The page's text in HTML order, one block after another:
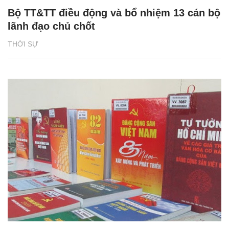
THỜI SỰ
Bộ TT&TT điều động và bổ nhiệm 13 cán bộ
lãnh đạo chủ chốt